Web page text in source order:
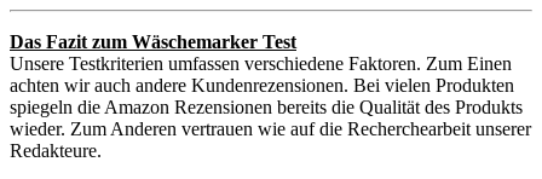
Das Fazit zum Wäschemarker Test
Unsere Testkriterien umfassen verschiedene Faktoren. Zum Einen
achten wir auch andere Kundenrezensionen. Bei vielen Produkten
spiegeln die Amazon Rezensionen bereits die Qualität des Produkts
wieder. Zum Anderen vertrauen wie auf die Recherchearbeit unserer
Redakteure.